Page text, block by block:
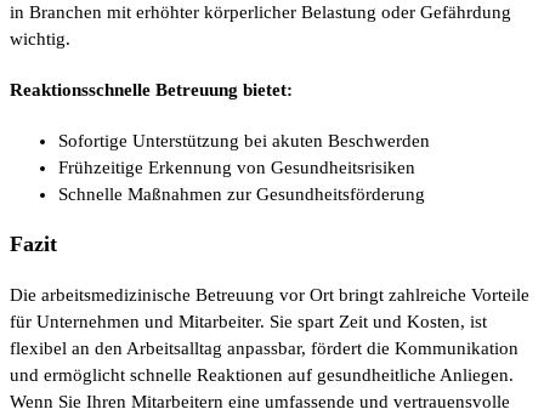
in Branchen mit erhöhter körperlicher Belastung oder Gefährdung
wichtig.
Reaktionsschnelle Betreuung bietet:
Sofortige Unterstützung bei akuten Beschwerden
Frühzeitige Erkennung von Gesundheitsrisiken
Schnelle Maßnahmen zur Gesundheitsförderung
Fazit
Die arbeitsmedizinische Betreuung vor Ort bringt zahlreiche Vorteile
für Unternehmen und Mitarbeiter. Sie spart Zeit und Kosten, ist
flexibel an den Arbeitsalltag anpassbar, fördert die Kommunikation
und ermöglicht schnelle Reaktionen auf gesundheitliche Anliegen.
Wenn Sie Ihren Mitarbeitern eine umfassende und vertrauensvolle